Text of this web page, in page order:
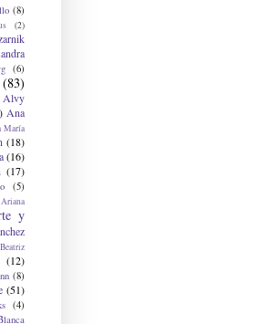
(8)
(2)
(6)
(83)
Alvy
Ana
María
(18)
(16)
(17)
(5)
Ariana
y
Beatriz
(12)
(8)
(51)
(4)